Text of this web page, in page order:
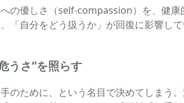
の優しさ（self-compassion）を、健
「自分をどう扱うか」が回復に影響
うさ”を照らす
のために、という名目で決めてしま